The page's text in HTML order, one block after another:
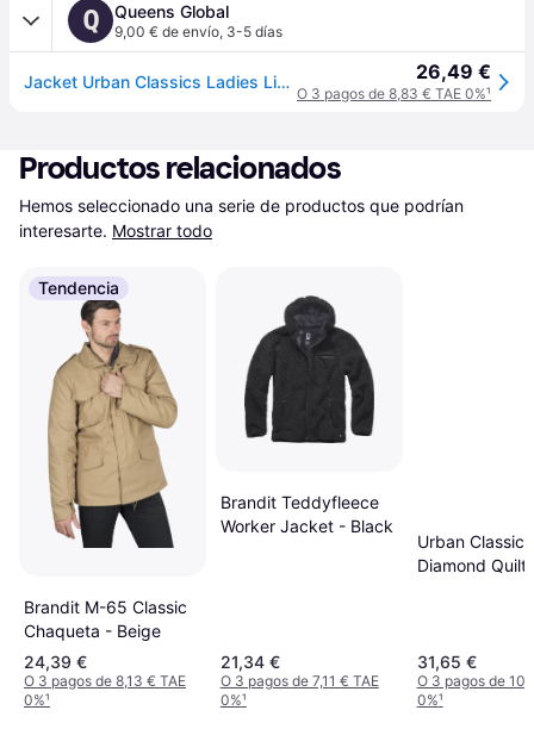
Q Queens Global
9,00 € de envío, 3-5 días
Jacket Urban Classics Ladies Light Bomber Jacket Purple XS 26,49 €
O 3 pagos de 8,83 € TAE 0%¹
Productos relacionados
Hemos seleccionado una serie de productos que podrían
interesarte. Mostrar todo
Tendencia
Brandit M-65 Classic
Chaqueta - Beige
24,39 €
O 3 pagos de 8,13 € TAE
0%¹
Brandit Teddyfleece
Worker Jacket - Black
21,34 €
O 3 pagos de 7,11 € TAE
0%¹
Urban Classics
Diamond Quilt
31,65 €
O 3 pagos de
0%¹